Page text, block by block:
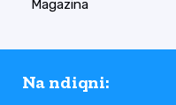
Magazina
Na ndiqni: